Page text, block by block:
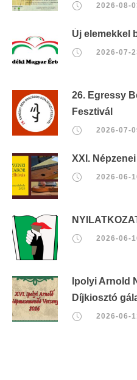
2026-08-
Új elemekkel
2026-07-
26. Egressy
Fesztivál
2026-07-
XXI.
2026-06-
2026-06-
Ipolyi Arnold
Díjkiosztó
2026-06-